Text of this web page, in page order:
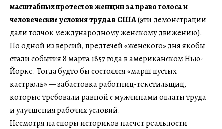
масштабных протестов женщин за право голоса и
человеческие условия труда в США(эти демонстрации
дали толчок международному женскому движению).
По одной из версий, предтечей «женского» дня якобы
стали события 8 марта 1857 года в американском Нью-
Йорке. Тогда будто бы состоялся «марш пустых
кастрюль» — забастовка работниц-текстильщиц,
которые требовали равной с мужчинами оплаты труда
и улучшения рабочих условий.
Несмотря на споры историков насчет реальности